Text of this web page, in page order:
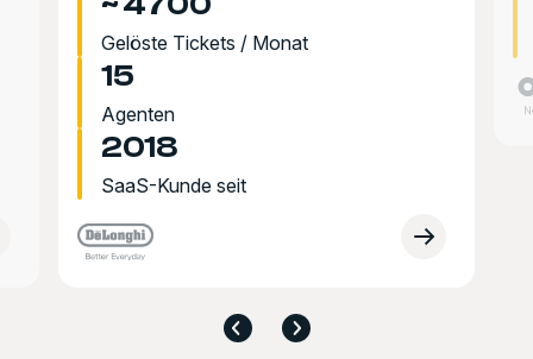
Gelöste Tickets / Monat
15
Agenten
2018
SaaS-Kunde seit